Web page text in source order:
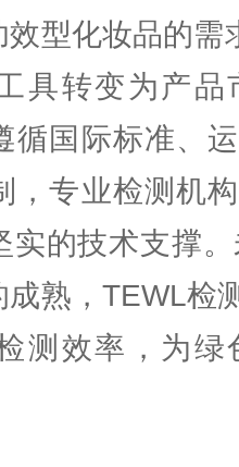
效型化妆品的需
具转变为产
循国际标准、
，专业检测机
实的技术支撑
熟，TEWL检
测效率，为